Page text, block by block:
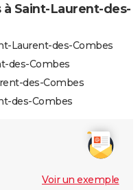
Saint-Laurent-des-
Laurent-des-Combes
des-Combes
des-Combes
des-Combes
Voir un exemple